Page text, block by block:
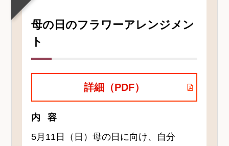
母の日のフラワーアレンジメン
ト
詳細（PDF）
内容
5月11日（日）母の日に向け、自分